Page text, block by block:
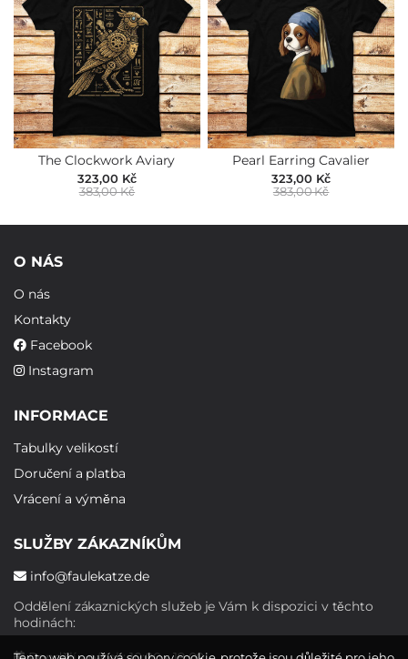
The Clockwork Aviary
323,00 Kč
383,00 Kč
Pearl Earring Cavalier
323,00 Kč
383,00 Kč
O NÁS
O nás
Kontakty
Facebook
Instagram
INFORMACE
Tabulky velikostí
Doručení a platba
Vrácení a výměna
SLUŽBY ZÁKAZNÍKŮM
info@faulekatze.de
Oddělení zákaznických služeb je Vám k dispozici v těchto
hodinách: